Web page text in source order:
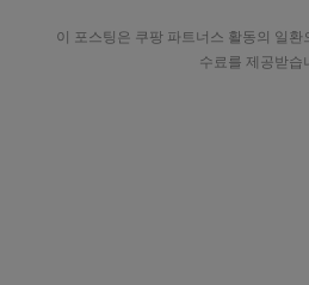
이 포스팅은 쿠팡 파트너스 활동의 일
수료를 제공받습